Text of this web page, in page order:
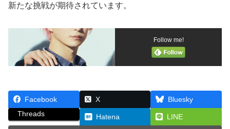
新たな挑戦が期待されています。
Follow me!
Facebook X
Bluesky
Threads
Hatena LINE